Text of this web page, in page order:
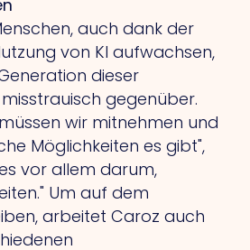
auch dank der
von KI aufwachsen,
dieser
gegenüber.
wir mitnehmen und
Möglichkeiten es gibt",
vor allem darum,
Um auf dem
arbeitet Caroz auch